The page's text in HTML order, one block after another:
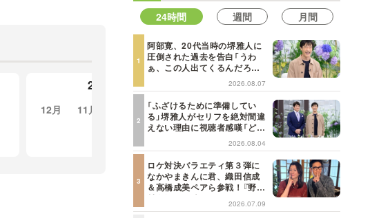
2018年
12月 11月
24時間 週間 月間
阿部寛、20代当時の堺雅人に
圧倒された過去を告白「うわ
ぁ、この人出てくるんだろう
学】
2026.08.07
「ふざけるために準備してい
る」堺雅人がセリフを絶対間違
えない理由に視聴者感嘆「どん
な仕事にも当てはまる」【日曜
日の初耳学】
2026.08.04
ロケ対決バラエティ第３弾に
なかやまきんに君、織田信成
＆高橋成美ペアら参戦！『野々
村友紀子を黙らせろ！』１２日
（日）昼に放送！
2026.07.09